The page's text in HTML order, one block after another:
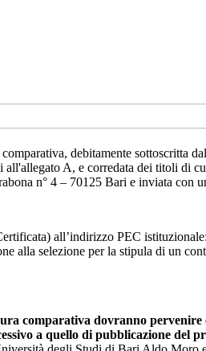
debitamente sottoscritta
A, e corredata dei titoli di
n° 4 – 70125 Bari e inviata con
all’indirizzo PEC istituzionale:
alla selezione per la stipula di un
comparativa dovranno pervenire
a quello di pubblicazione del